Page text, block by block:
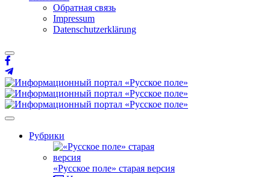
Обратная связь
Impressum
Datenschutzerklärung
Рубрики
«Русское поле» старая версия